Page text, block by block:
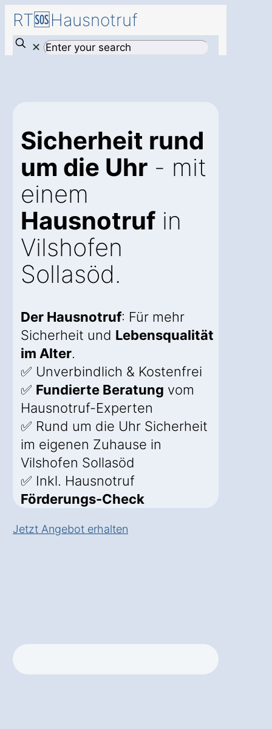
RT🆘Hausnotruf
✕
Sicherheit rund
um die Uhr - mit
einem
Hausnotruf in
Vilshofen
Sollasöd.
Der Hausnotruf: Für mehr
Sicherheit und Lebensqualität
im Alter.
✅ Unverbindlich & Kostenfrei
✅ Fundierte Beratung vom
Hausnotruf-Experten
✅ Rund um die Uhr Sicherheit
im eigenen Zuhause in
Vilshofen Sollasöd
✅ Inkl. Hausnotruf
Förderungs-Check
Jetzt Angebot erhalten